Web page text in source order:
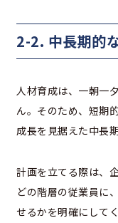
2-2. 中長期的
人材育成は、一朝一
ん。そのため、短期
成長を見据えた中長
計画を立てる際は、
どの階層の従業員に
せるかを明確にして